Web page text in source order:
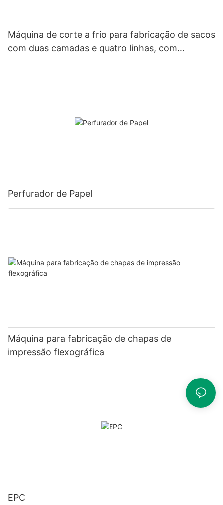
Máquina de corte a frio para fabricação de sacos
com duas camadas e quatro linhas, com
plataforma de esteira transportadora1
Perfurador de Papel
Máquina para fabricação de chapas de
impressão flexográfica
EPC